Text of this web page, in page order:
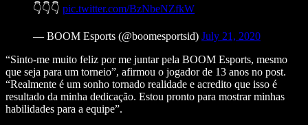
👇👇👇 pic.twitter.com/BzNbeNZfkW
— BOOM Esports (@boomesportsid) July 21, 2020
“Sinto-me muito feliz por me juntar pela BOOM Esports, mesmo
que seja para um torneio”, afirmou o jogador de 13 anos no post.
“Realmente é um sonho tornado realidade e acredito que isso é
resultado da minha dedicação. Estou pronto para mostrar minhas
habilidades para a equipe”.